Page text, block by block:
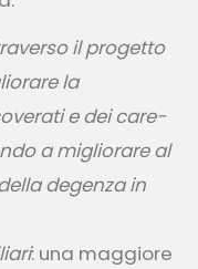
il progetto
la
e dei care-
a migliorare al
degenza in
: una maggiore